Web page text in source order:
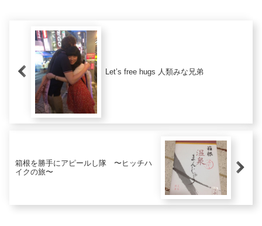
Let’s free hugs 人類みな兄弟
箱根を勝手にアピールし隊 〜ヒッチハ
イクの旅〜